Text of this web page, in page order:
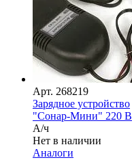
Арт. 268219
Зарядное устройство
"Сонар-Мини" 220 В
А/ч
Нет в наличии
Аналоги